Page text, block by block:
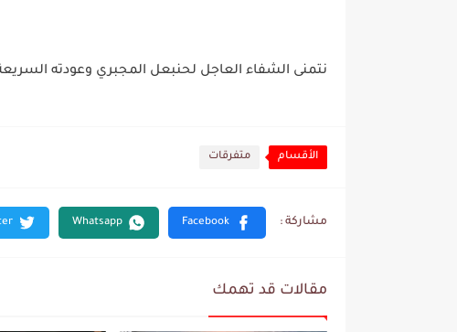
نتمنى الشفاء العاجل لحنبعل المجبري وعودته
الأقسام متفرقات
مقالات قد تهمك